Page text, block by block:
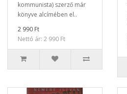
kommunista) szerző már
könyve alcímében el..
2 990 Ft
Nettó ár: 2 990 Ft